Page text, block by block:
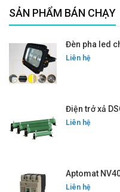
SẢN PHẨM BÁN CHẠY
Đèn pha led
Liên hệ
Điện trở xả
Liên hệ
Aptomat
Liên hệ